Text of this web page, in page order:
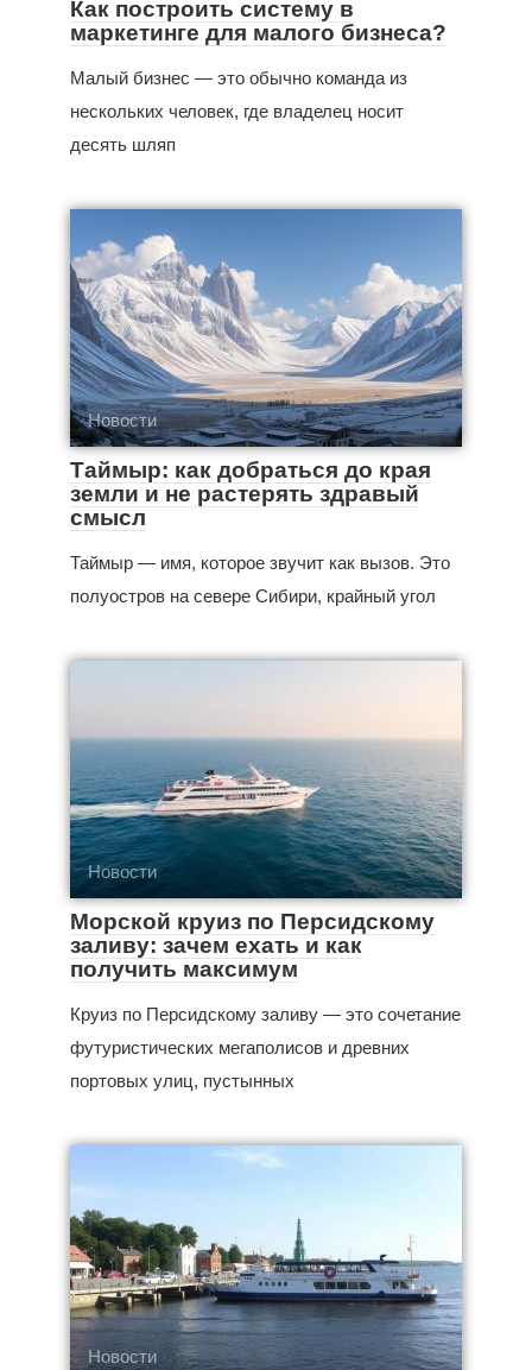
Как построить систему в
маркетинге для малого бизнеса?
Малый бизнес — это обычно команда из
нескольких человек, где владелец носит
десять шляп
Новости
Таймыр: как добраться до края
земли и не растерять здравый
смысл
Таймыр — имя, которое звучит как вызов. Это
полуостров на севере Сибири, крайный угол
Новости
Морской круиз по Персидскому
заливу: зачем ехать и как
получить максимум
Круиз по Персидскому заливу — это сочетание
футуристических мегаполисов и древних
портовых улиц, пустынных
Новости